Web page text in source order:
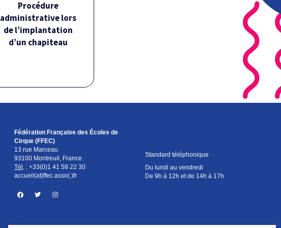
Télécharger
Procédure
administrative lors
de l’implantation
d’un chapiteau
J'adhère
Fédération Française des Écoles de
Cirque (FFEC)
13 rue Marceau
93100 Montreuil, France
Tél . :+33(0)1 41 58 22 30
accueil(at)ffec.asso(.)fr
Standard téléphonique
Du lundi au vendredi
De 9h à 12h et de 14h à 17h